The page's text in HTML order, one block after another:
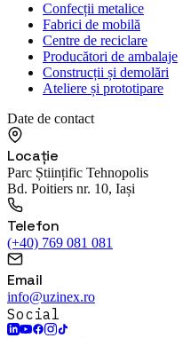
Confecții metalice
Fabrici de mobilă
Centre de reciclare
Producători de ambalaje
Construcții și demolări
Ateliere și prototipare
Date de contact
Locație
Parc Științific Tehnopolis
Bd. Poitiers nr. 10, Iași
Telefon
(+40) 769 081 081
Email
info@uzinex.ro
Social